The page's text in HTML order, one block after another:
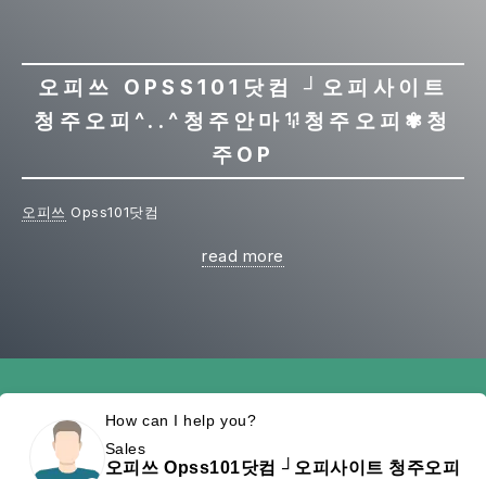
오피쓰 OPSS101닷컴 ┘오피사이트
청주오피^..^청주안마ꖭ청주오피✾청
주OP
오피쓰 Opss101닷컴
read more
How can I help you?
Sales
오피쓰 Opss101닷컴 ┘오피사이트 청주오피